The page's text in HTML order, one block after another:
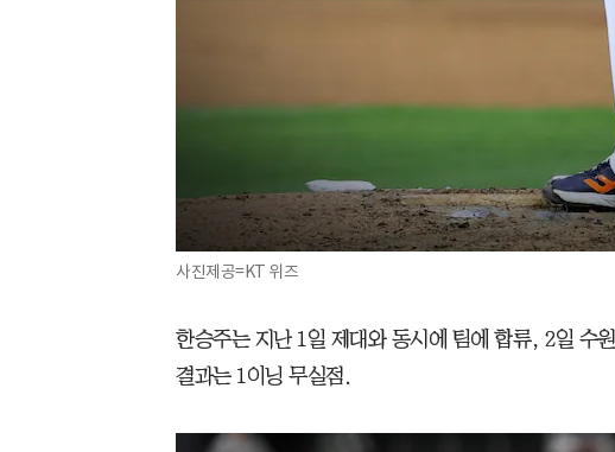
사진제공=KT 위즈
한승주는 지난 1일 제대와 동시에 팀에 합류, 2일 수
결과는 1이닝 무실점.